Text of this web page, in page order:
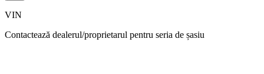
VIN
Contactează dealerul/proprietarul pentru seria de șasiu